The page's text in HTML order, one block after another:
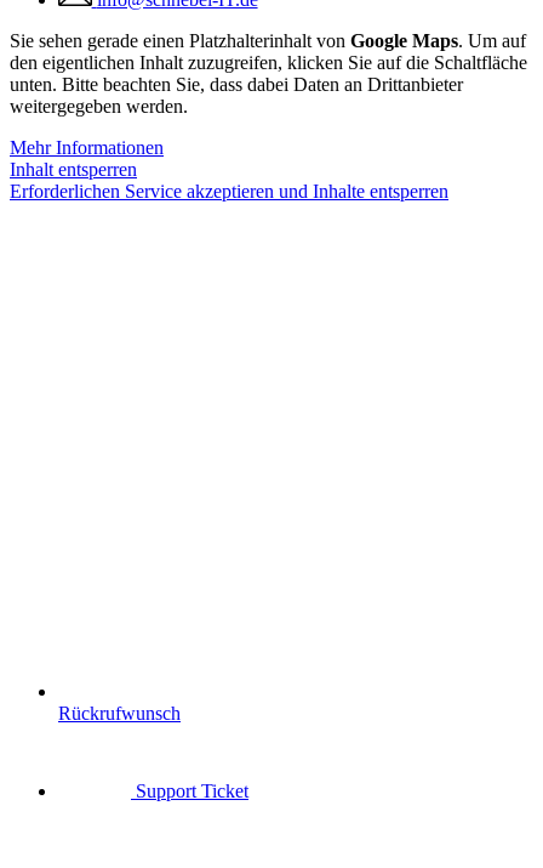
Sie sehen gerade einen Platzhalterinhalt von Google Maps. Um auf
den eigentlichen Inhalt zuzugreifen, klicken Sie auf die Schaltfläche
unten. Bitte beachten Sie, dass dabei Daten an Drittanbieter
weitergegeben werden.
Mehr Informationen
Inhalt entsperren
Erforderlichen Service akzeptieren und Inhalte entsperren
Rückrufwunsch
Support Ticket